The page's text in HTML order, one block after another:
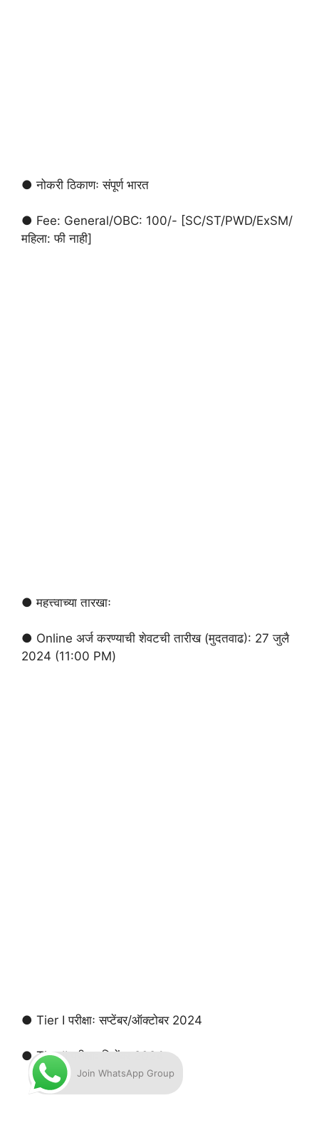
● नोकरी ठिकाणः संपूर्ण भारत
● Fee: General/OBC: 100/- [SC/ST/PWD/ExSM/
महिला: फी नाही]
● महत्त्वाच्या तारखाः
● Online अर्ज करण्याची शेवटची तारीख (मुदतवाढ): 27 जुलै
2024 (11:00 PM)
● Tier I परीक्षाः सप्टेंबर/ऑक्टोबर 2024
● Tier II परीक्षाः डिसेंबर 2024
Join WhatsApp Group